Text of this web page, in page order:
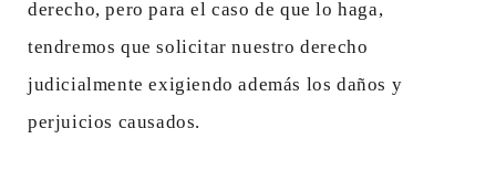
derecho, pero para el caso de que lo haga,
tendremos que solicitar nuestro derecho
judicialmente exigiendo además los daños y
perjuicios causados.